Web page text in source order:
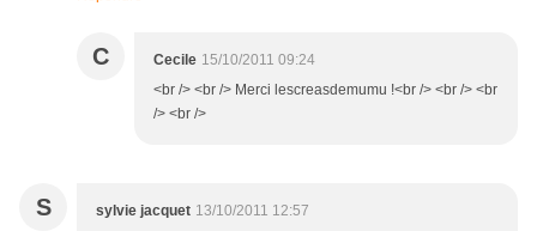
C Cecile 15/10/2011 09:24
<br /> <br /> Merci lescreasdemumu !<br /> <br /> <br
/> <br />
S sylvie jacquet 13/10/2011 12:57